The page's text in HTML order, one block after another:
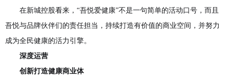
在新城控股看来，“吾悦爱健康”不是一句简单的活动口号，而且
吾悦与品牌伙伴们的责任担当，持续打造有价值的商业空间，并努力
成为全民健康的活力引擎。
深度运营
创新打造健康商业体